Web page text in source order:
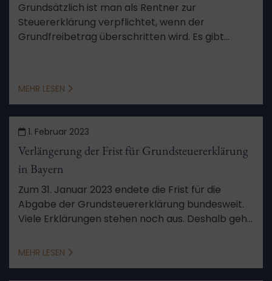
Grundsätzlich ist man als Rentner zur
Steuererklärung verpflichtet, wenn der
Grundfreibetrag überschritten wird. Es gibt
MEHR LESEN
1. Februar 2023
Verlängerung der Frist für Grundsteuererklärung
in Bayern
Zum 31. Januar 2023 endete die Frist für die
Abgabe der Grundsteuererklärung bundesweit.
Viele Erklärungen stehen noch aus. Deshalb geht
die Frist.
MEHR LESEN